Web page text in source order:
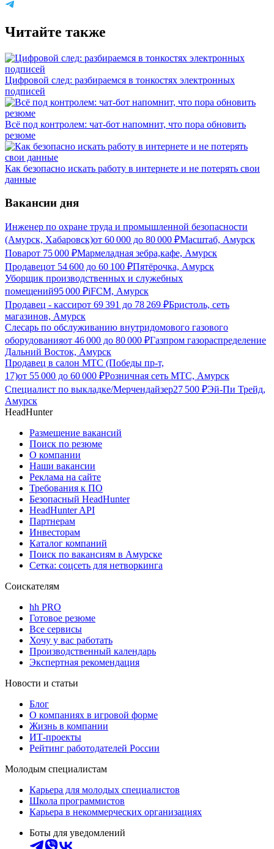
Читайте также
Цифровой след: разбираемся в тонкостях электронных
подписей
Всё под контролем: чат-бот напомнит, что пора обновить
резюме
Как безопасно искать работу в интернете и не потерять свои
данные
Вакансии дня
Инженер по охране труда и промышленной безопасности
(Амурск, Хабаровск)от 60 000 до 80 000 ₽Масштаб, Амурск
Поварот 75 000 ₽Мармеладная зебра,кафе, Амурск
Продавецот 54 600 до 60 100 ₽Пятёрочка, Амурск
Уборщик производственных и служебных
помещений95 000 ₽iFCM, Амурск
Продавец - кассирот 69 391 до 78 269 ₽Бристоль, сеть
магазинов, Амурск
Слесарь по обслуживанию внутридомового газового
оборудованияот 46 000 до 80 000 ₽Газпром газораспределение
Дальний Восток, Амурск
Продавец в салон МТС (Победы пр-т,
17)от 55 000 до 60 000 ₽Розничная сеть МТС, Амурск
Специалист по выкладке/Мерчендайзер27 500 ₽Эй-Пи Трейд,
Амурск
HeadHunter
Размещение вакансий
Поиск по резюме
О компании
Наши вакансии
Реклама на сайте
Требования к ПО
Безопасный HeadHunter
HeadHunter API
Партнерам
Инвесторам
Каталог компаний
Поиск по вакансиям в Амурске
Сетка: соцсеть для нетворкинга
Соискателям
hh PRO
Готовое резюме
Все сервисы
Хочу у вас работать
Производственный календарь
Экспертная рекомендация
Новости и статьи
Блог
О компаниях в игровой форме
Жизнь в компании
ИТ-проекты
Рейтинг работодателей России
Молодым специалистам
Карьера для молодых специалистов
Школа программистов
Карьера в некоммерческих организациях
Боты для уведомлений